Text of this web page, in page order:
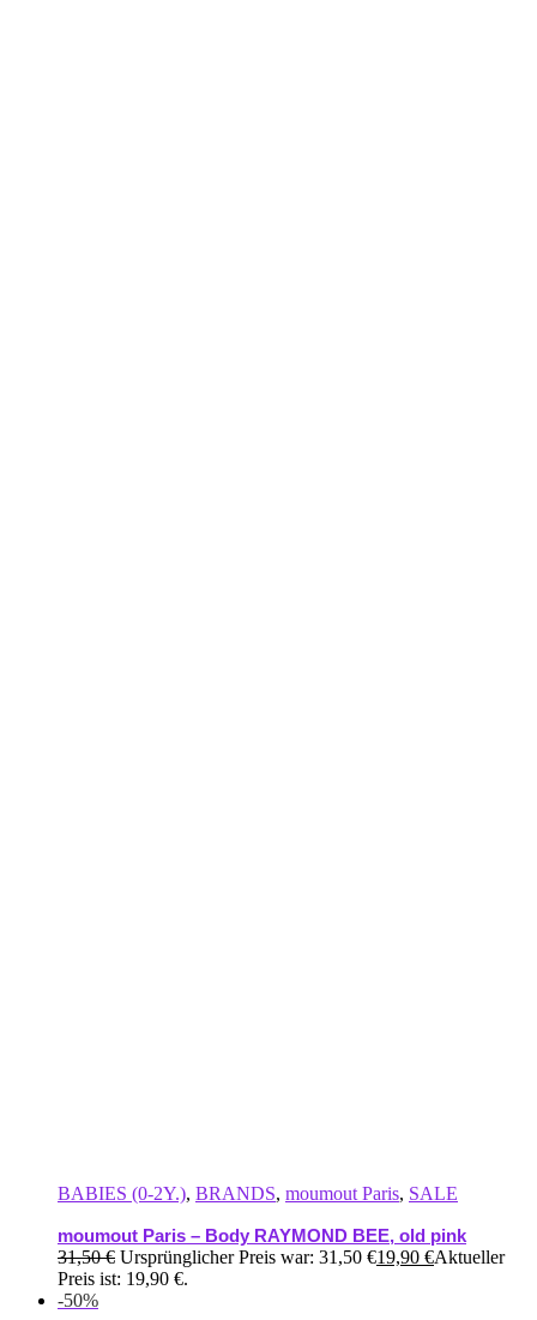
BABIES (0-2Y.), BRANDS, moumout Paris, SALE
moumout Paris – Body RAYMOND BEE, old pink
31,50€ Ursprünglicher Preis war: 31,50 €19,90 €Aktueller
Preis ist: 19,90 €.
-50%